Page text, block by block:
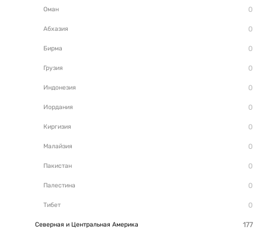
Оман
Абхазия
Бирма
Грузия
Индонезия
Иордания
Киргизия
Малайзия
Пакистан
Палестина
Тибет
Северная и Центральная Америка